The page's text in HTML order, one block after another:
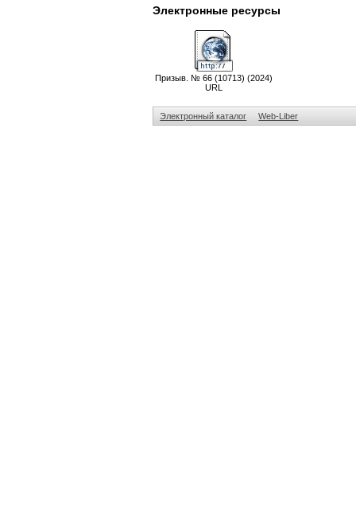
Электронные ресурсы
Призыв. № 66 (10713) (2024)
URL
Электронный каталог Web-Liber